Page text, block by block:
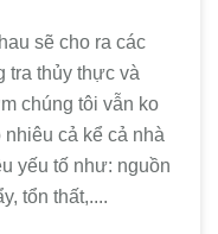
sẽ cho ra các
tra thủy thực và
chúng tôi vẫn ko
cả kể cả nhà
yếu tố như: nguồn
tổn thất,....